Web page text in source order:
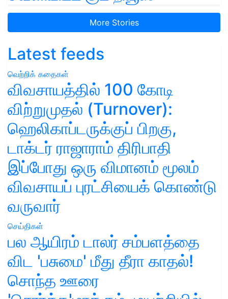
More Stories
Latest feeds
வெற்றிக் கதைகள்
விவசாயத்தில் 100 கோடி
விற்றுமுதல் (Turnover):
ஹெலிகாப்டருக்குப் பிறகு,
டாக்டர் ராஜாராம் திரிபாதி
இப்போது ஒரு விமானம் மூலம்
விவசாயப் புரட்சியைக் கொண்டு
வருவார்
செய்திகள்
பல ஆயிரம் டாலர் சம்பளத்தை
விட 'பசுமை' மீது தீரா காதல்!
சொந்த ஊரை